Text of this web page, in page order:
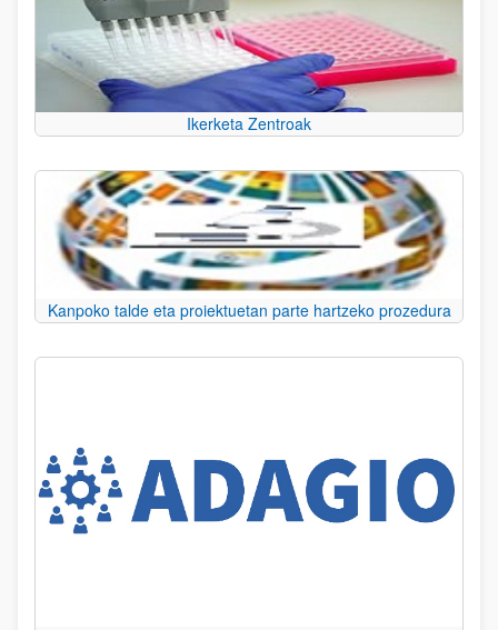
Ikerketa Zentroak
Kanpoko talde eta proiektuetan parte hartzeko prozedura